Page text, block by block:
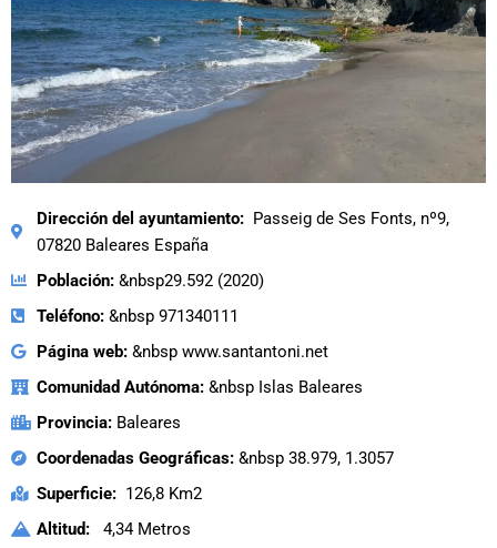
Dirección del ayuntamiento:Passeig de Ses Fonts, nº9,
07820 Baleares España
Población:&nbsp29.592 (2020)
Teléfono:&nbsp 971340111
Página web:&nbsp www.santantoni.net
Comunidad Autónoma:&nbsp Islas Baleares
Provincia:Baleares
Coordenadas Geográficas:&nbsp 38.979, 1.3057
Superficie:126,8 Km2
Altitud:4,34 Metros